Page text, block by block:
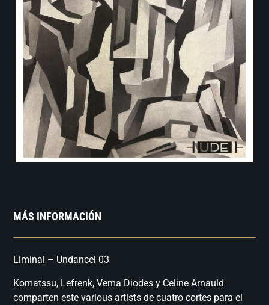
MÁS INFORMACIÓN
Liminal – Undancel 03
Komatssu, Lefrenk, Vema Diodes y Celine Arnauld
comparten este various artists de cuatro cortes para el